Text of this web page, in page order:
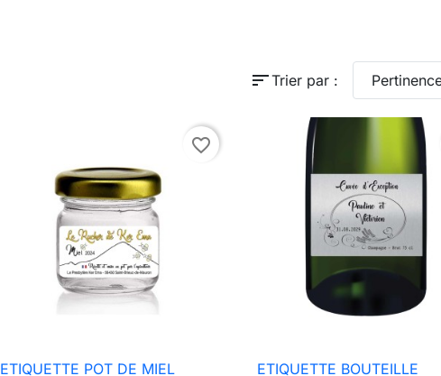
sortTrier par :
favorite_border
ETIQUETTE POT DE MIEL
ETIQUETTE BOUTEILLE